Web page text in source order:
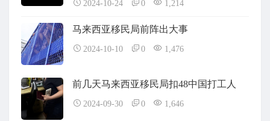
2024-10-24 0 1,214
马来西亚移民局前阵出大事
2024-10-10 0 1,476
前几天马来西亚移民局扣48中国打工人
2024-09-30 0 1,646